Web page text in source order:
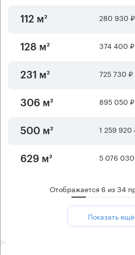
112 м² 280 930 ₽
128 м² 374 400 ₽
231 м² 725 730 ₽
306 м² 895 050 ₽
500 м² 1 259 920
629 м² 5 076
Отображается 6 из34
Показать ещё